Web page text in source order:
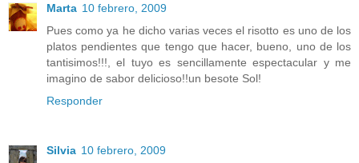
Marta 10 febrero, 2009
Pues como ya he dicho varias veces el risotto es uno de los
platos pendientes que tengo que hacer, bueno, uno de los
tantisimos!!!, el tuyo es sencillamente espectacular y me
imagino de sabor delicioso!!un besote Sol!
Responder
Silvia 10 febrero, 2009